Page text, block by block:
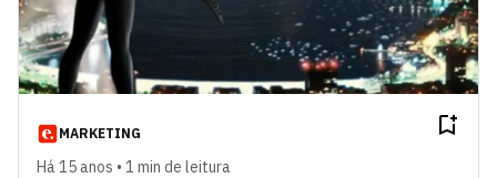
MARKETING
Há 15 anos • 1 min de leitura